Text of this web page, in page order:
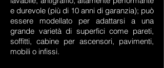
e durevole (più di 10 anni di garanzia); può
essere modellato per adattarsi a una
grande varietà di superfici come pareti,
soffitti, cabine per ascensori, pavimenti,
mobili o infissi.